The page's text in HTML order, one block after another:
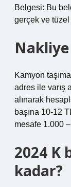
Belgesi: Bu
gerçek ve
Kamyon
adres ile varış
alınarak
başına 10-12
mesafe 1.000 –
2024 K
kadar?